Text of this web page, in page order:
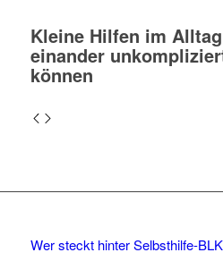
Kleine Hilfen im
einander
können
Wer steckt hinter Selbsthilfe-